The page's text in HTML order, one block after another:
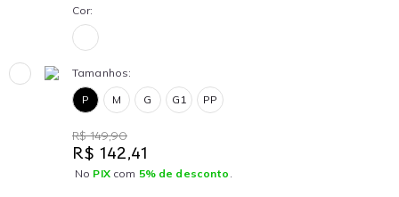
Cor:
Tamanhos:
P
M G G1 PP
R$ 149,90
R$ 142,41
No PIXcom 5% de desconto .